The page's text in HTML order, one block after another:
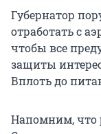
Губернатор
отработать с
чтобы все
защиты
Вплоть до
Напомним, что